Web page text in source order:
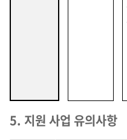
5. 지원 사업 유의사항